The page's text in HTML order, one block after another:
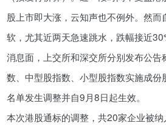
模式”！推荐收藏！
08-02
资鲸精选 | 小米同股不同权的股权
股上市即大涨，云知声也不例外。然
软，尤其近两天急速跳水，跌幅接近
消息面，上交所和深交所分别发布公告
数、中型股指数、小型股指数实施成份
名单发生调整并自9月8日起生效。
本次港股通标的调整，共20家企业被